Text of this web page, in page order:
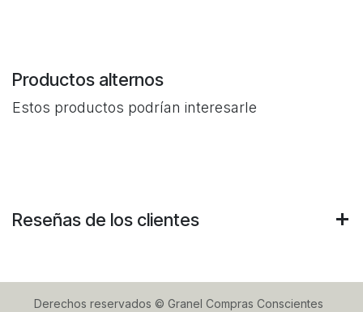
Productos alternos
Estos productos podrían interesarle
Reseñas de los clientes
Derechos reservados © Granel Compras Conscientes